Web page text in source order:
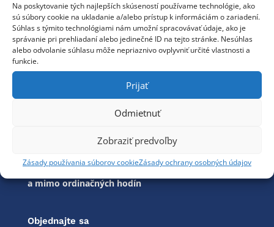
Na poskytovanie tých najlepších skúseností používame technológie, ako
sú súbory cookie na ukladanie a/alebo prístup k informáciám o zariadení.
Súhlas s týmito technológiami nám umožní spracovávať údaje, ako je
správanie pri prehliadaní alebo jedinečné ID na tejto stránke. Nesúhlas
alebo odvolanie súhlasu môže nepriaznivo ovplyvniť určité vlastnosti a
funkcie.
Prijať
Odmietnuť
Zobraziť predvoľby
Zásady používania súborov cookieZásady ochrany osobných údajov
Pondelok | 08:00 – 17:00
Utorok | 08:00 – 16:00
Streda | 08:00 – 16:00
Štvrtok | 08:00 – 16:00
Sobota | nerodinujeme
Nedeľa | neordinujeme
akútnych stavov aj cez víkend
a mimo ordinačných hodín
Objednajte sa